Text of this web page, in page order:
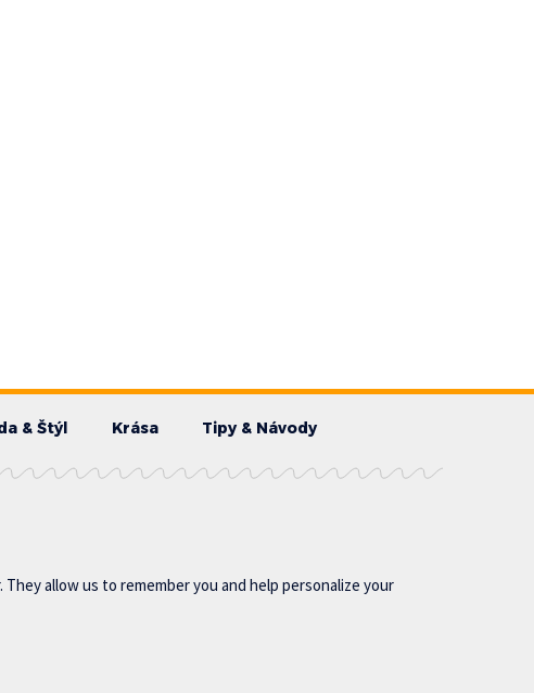
& Štýl Krása Tipy & Návody
allow us to remember you and help personalize your